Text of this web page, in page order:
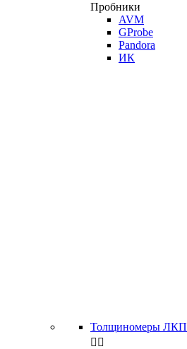
Пробники
AVM
GProbe
Pandora
ИК
Толщиномеры ЛКП
 